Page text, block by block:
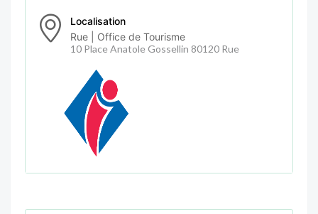
Localisation
Rue | Office de Tourisme
10 Place Anatole Gossellin 80120 Rue